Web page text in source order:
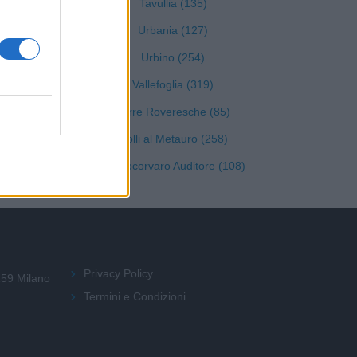
Tavullia (135)
Urbania (127)
Urbino (254)
Vallefoglia (319)
Terre Roveresche (85)
Colli al Metauro (258)
Sassocorvaro Auditore (108)
Milano
Privacy Policy
Termini e Condizioni